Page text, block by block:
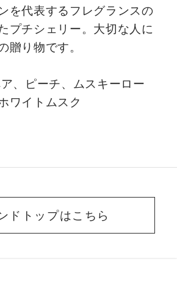
を代表するフレグランスの
プチシェリー。大切な人に
贈り物です。
、ピーチ、ムスキーロー
ワイトムスク
ドトップはこちら